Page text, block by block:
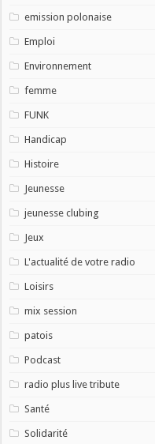
emission polonaise
Emploi
Environnement
femme
FUNK
Handicap
Histoire
Jeunesse
jeunesse clubing
Jeux
L'actualité de votre radio
Loisirs
mix session
patois
Podcast
radio plus live tribute
Santé
Solidarité